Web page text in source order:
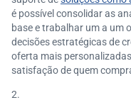
é possível consolidar as
base e trabalhar um a um
decisões estratégicas de
oferta mais
satisfação de quem